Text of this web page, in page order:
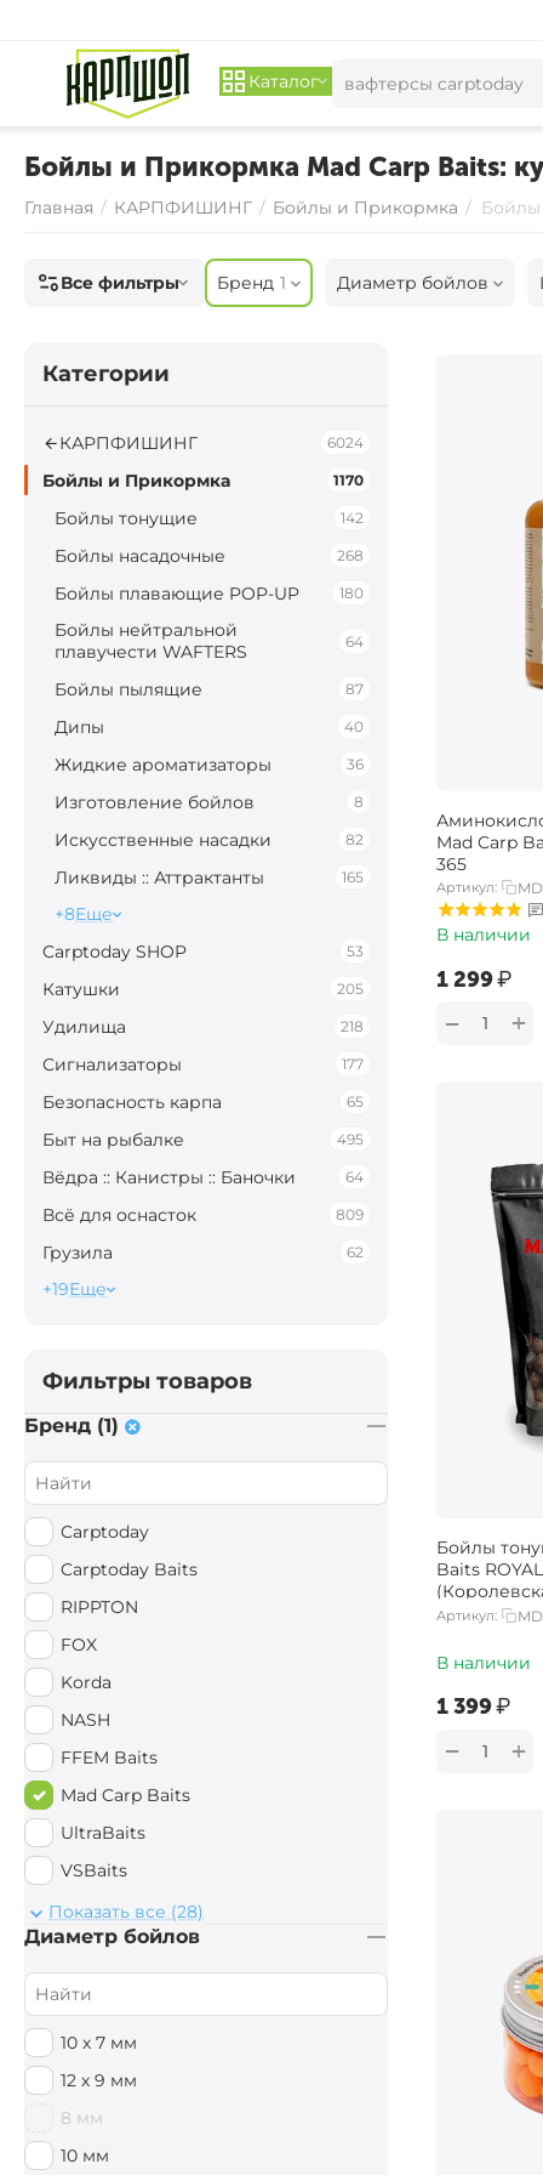
Каталог
Бойлы и Прикормка Mad Carp Baits:
Главная / КАРПФИШИНГ / Бойлы и Прикормка / Бойлы
Все фильтры Бренд 1 Диаметр бойлов
Mad Carp
365
Артикул:
В наличии
‍1 299‍₽
+
−
Бойлы
Baits
Артикул:
В наличии
‍1 399‍₽
+
−
Категории
КАРПФИШИНГ 6024
Бойлы и Прикормка 1170
Бойлы тонущие 142
Бойлы насадочные 268
Бойлы плавающие POP-UP 180
Бойлы нейтральной
плавучести WAFTERS
64
Бойлы пылящие 87
Дипы 40
Жидкие ароматизаторы 36
Изготовление бойлов 8
Искусственные насадки 82
Ликвиды :: Аттрактанты 165
+8Еще
Carptoday SHOP
53
Катушки 205
Удилища 218
Сигнализаторы 177
Безопасность карпа 65
Быт на рыбалке 495
Вёдра :: Канистры :: Баночки 64
Всё для оснасток 809
Грузила 62
+19Еще
Фильтры товаров
Бренд (1)
Carptoday
Carptoday Baits
RIPPTON
FOX
Korda
NASH
FFEM Baits
Mad Carp Baits
UltraBaits
VSBaits
StarBaits
Поймал - Отпусти
Drennan
Anaconda
Показать все (28)
Диаметр бойлов
10 х 7 мм
12 х 9 мм
8 мм
10 мм